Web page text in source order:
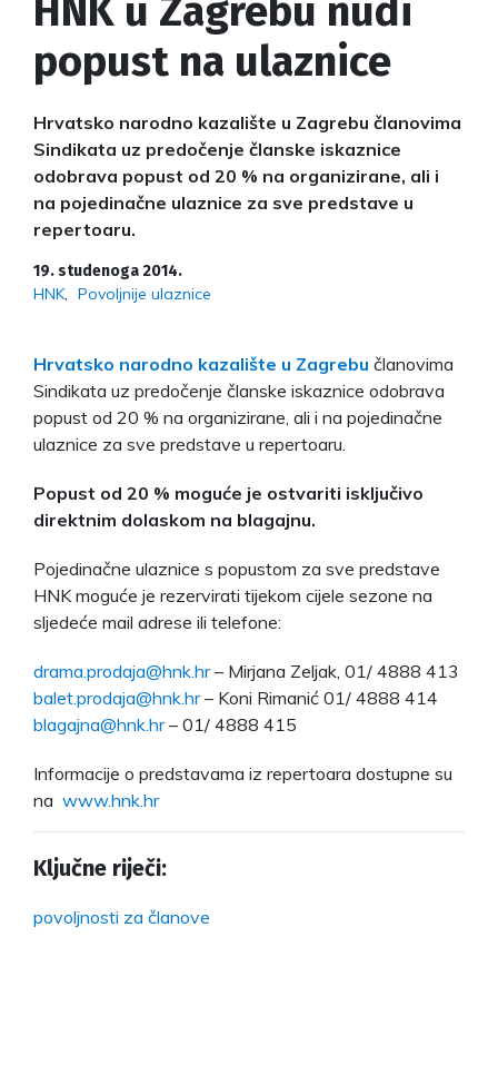
HNK u Zagrebu nudi
popust na ulaznice
Hrvatsko narodno kazalište u Zagrebu članovima
Sindikata uz predočenje članske iskaznice
odobrava popust od 20 % na organizirane, ali i
na pojedinačne ulaznice za sve predstave u
repertoaru.
19. studenoga 2014.
HNK Povoljnije ulaznice
Hrvatsko narodno kazalište u Zagrebu članovima
Sindikata uz predočenje članske iskaznice odobrava
popust od 20 % na organizirane, ali i na pojedinačne
ulaznice za sve predstave u repertoaru.
Popust od 20 % moguće je ostvariti isključivo
direktnim dolaskom na blagajnu.
Pojedinačne ulaznice s popustom za sve predstave
HNK moguće je rezervirati tijekom cijele sezone na
sljedeće mail adrese ili telefone:
drama.prodaja@hnk.hr– Mirjana Zeljak, 01/ 4888 413
balet.prodaja@hnk.hr– Koni Rimanić 01/ 4888 414
blagajna@hnk.hr– 01/ 4888 415
Informacije o predstavama iz repertoara dostupne su
na www.hnk.hr
Ključne riječi:
povoljnosti za članove